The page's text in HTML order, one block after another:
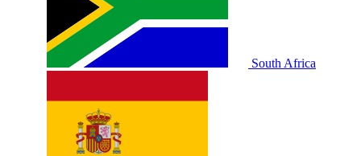
South Africa